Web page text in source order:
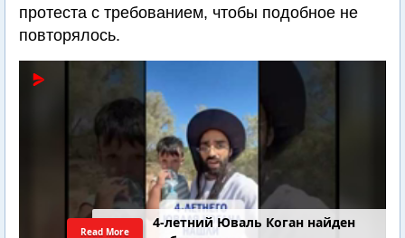
протеста с требованием, чтобы подобное не
повторялось.
4-летний Юваль Коган найден
Read More